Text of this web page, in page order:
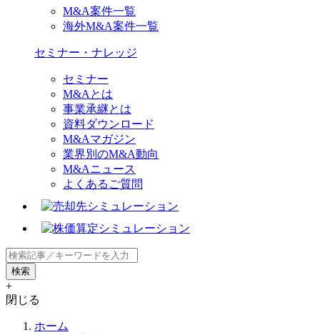
M&A案件一覧
海外M&A案件一覧
セミナー・ナレッジ
セミナー
M&Aとは
事業承継とは
資料ダウンロード
M&Aマガジン
業界別のM&A動向
M&Aニュース
よくあるご質問
+
閉じる
ホーム